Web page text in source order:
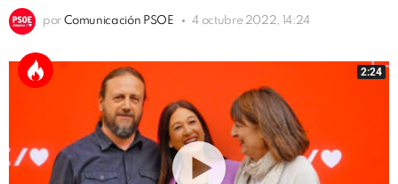
por Comunicación PSOE 4 octubre 2022, 14:24
2:24